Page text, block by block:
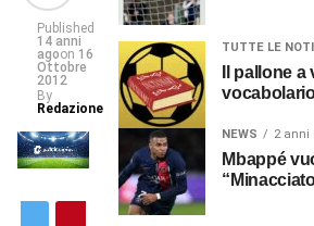
Published
14 anni
agoon 16
Ottobre
2012
By
Redazione
TUTTE LE
Il pallone
NEWS 2 anni
Mbappé